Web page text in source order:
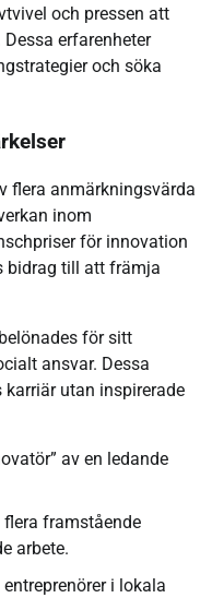
och pressen att
erfarenheter
och söka
flera anmärkningsvärda
inom
för innovation
bidrag till att främja
för sitt
ansvar. Dessa
utan inspirerade
av en ledande
flera framstående
arbete.
i lokala